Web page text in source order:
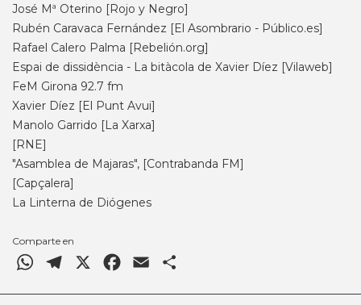
José Mª Oterino [Rojo y Negro]
Rubén Caravaca Fernández [El Asombrario - Público.es]
Rafael Calero Palma [Rebelión.org]
Espai de dissidència - La bitàcola de Xavier Díez [Vilaweb]
FeM Girona 92.7 fm
Xavier Díez [El Punt Avui]
Manolo Garrido [La Xarxa]
[RNE]
"Asamblea de Majaras", [Contrabanda FM]
[Capçalera]
La Linterna de Diógenes
Comparte en
WhatsAppTelegram Facebook
Email